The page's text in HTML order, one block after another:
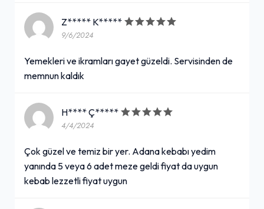
Z***** K*****
9/6/2024
Yemekleri ve ikramları gayet güzeldi. Servisinden de
memnun kaldık
H**** Ç*****
4/4/2024
Çok güzel ve temiz bir yer. Adana kebabı yedim
yanında 5 veya 6 adet meze geldi fiyat da uygun
kebab lezzetli fiyat uygun